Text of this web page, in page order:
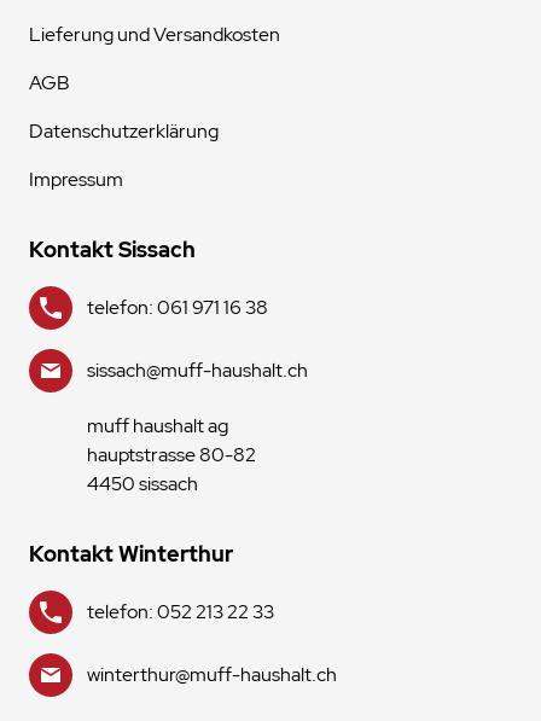
Lieferung und Versandkosten
AGB
Datenschutzerklärung
Impressum
Kontakt Sissach
telefon: 061 971 16 38
sissach@muff-haushalt.ch
muff haushalt ag
hauptstrasse 80-82
4450 sissach
Kontakt Winterthur
telefon: 052 213 22 33
winterthur@muff-haushalt.ch